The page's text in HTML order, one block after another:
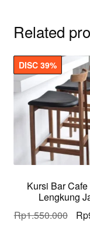
Related
Kursi Bar Cafe
Lengkung
DISC 39%
Rp1.550.000 Rp